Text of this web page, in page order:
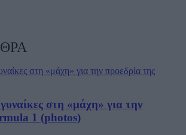
στη «μάχη» για την
1 (photos)